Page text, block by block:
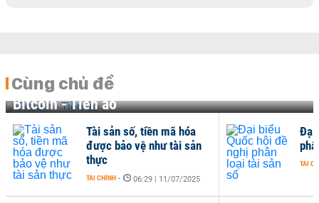
Cùng chủ đề
Bitcoin - Tiền ảo
Tài sản số, tiền mã hóa
được bảo vệ như tài sản
thực
TÀI CHÍNH - 06:29 | 11/07/2025
Đại
TÀI